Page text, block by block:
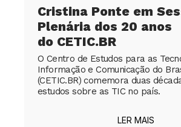
Cristina Ponte em
Plenária dos 20 anos
do CETIC.BR
O Centro de Estudos para as
Informação e Comunicação do
(CETIC.BR) comemora duas
estudos sobre as TIC no país.
LER MAIS